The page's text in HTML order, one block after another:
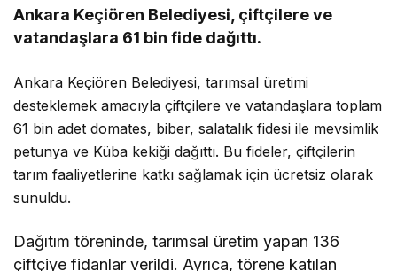
Ankara Keçiören Belediyesi, çiftçilere ve
vatandaşlara 61 bin fide dağıttı.
Ankara Keçiören Belediyesi, tarımsal üretimi
desteklemek amacıyla çiftçilere ve vatandaşlara toplam
61 bin adet domates, biber, salatalık fidesi ile mevsimlik
petunya ve Küba kekiği dağıttı. Bu fideler, çiftçilerin
tarım faaliyetlerine katkı sağlamak için ücretsiz olarak
sunuldu.
Dağıtım töreninde, tarımsal üretim yapan 136
çiftçiye fidanlar verildi. Ayrıca, törene katılan